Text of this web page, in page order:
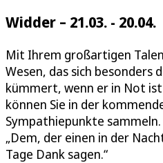
Widder – 21.03. - 20.04.
Mit Ihrem großartigen
Wesen, das sich besonders
kümmert, wenn er in Not
können Sie in der
Sympathiepunkte
„Dem, der einen in der
Tage Dank sagen.“